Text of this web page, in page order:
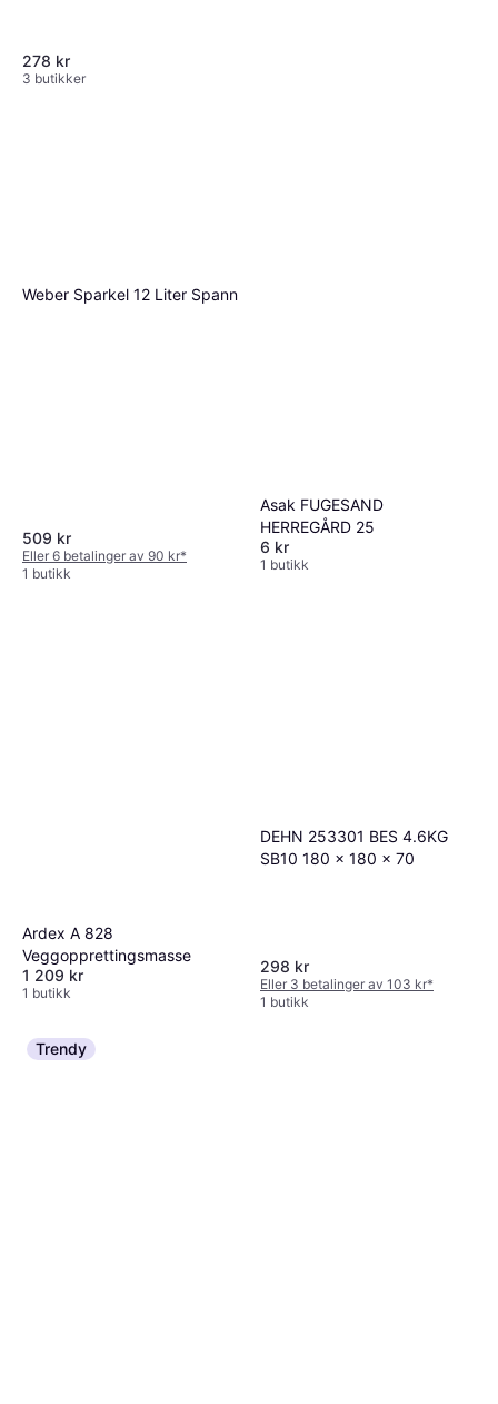
278 kr
3 butikker
Weber Sparkel 12 Liter Spann
509 kr
Eller 6 betalinger av 90 kr*
1 butikk
Asak FUGESAND
HERREGÅRD 25
6 kr
1 butikk
Ardex A 828
Veggopprettingsmasse
1 209 kr
1 butikk
DEHN 253301 BES 4.6KG
SB10 180 x 180 x 70
298 kr
Eller 3 betalinger av 103 kr*
1 butikk
Trendy